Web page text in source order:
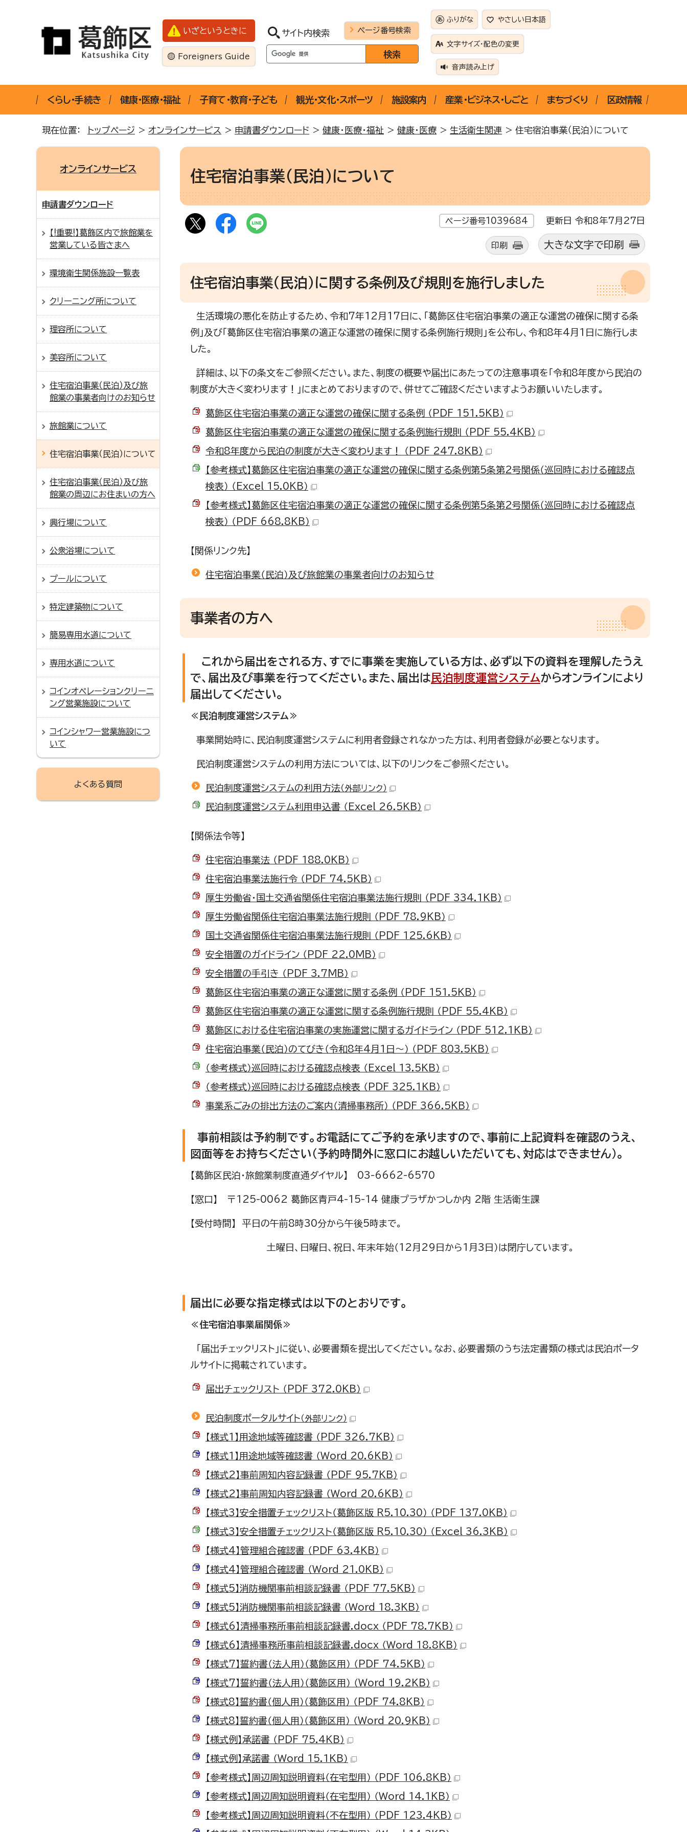
いざというときに
Foreigners Guide
サイト内検索 ページ番号検索
ふりがな やさしい日本語
文字サイズ・配色の変更
音声読み上げ
くらし・手続き 健康・医療・福祉 子育て・教育・子ども 観光・文化・スポーツ 施設案内 産業・ビジネス・しごと まちづくり 区政情報
現在位置： トップページ > オンラインサービス > 申請書ダウンロード > 健康・医療・福祉 > 健康・医療 > 生活衛生関連 > 住宅宿泊事業（民泊）について
住宅宿泊事業（民泊）について
ページ番号1039684 更新日 令和8年7月27日
印刷 大きな文字で印刷
住宅宿泊事業（民泊）に関する条例及び規則を施行しました
生活環境の悪化を防止するため、令和7年12月17日に、「葛飾区住宅宿泊事業の適正な運営の確保に関する条
例」及び「葛飾区住宅宿泊事業の適正な運営の確保に関する条例施行規則」を公布し、令和8年4月1日に施行しま
した。
詳細は、以下の条文をご参照ください。また、制度の概要や届出にあたっての注意事項を「令和8年度から民泊の
制度が大きく変わります！」にまとめておりますので、併せてご確認くださいますようお願いいたします。
葛飾区住宅宿泊事業の適正な運営の確保に関する条例 （PDF 151.5KB）
葛飾区住宅宿泊事業の適正な運営の確保に関する条例施行規則 （PDF 55.4KB）
令和8年度から民泊の制度が大きく変わります！ （PDF 247.8KB）
【参考様式】葛飾区住宅宿泊事業の適正な運営の確保に関する条例第5条第2号関係（巡回時における確認点
検表） （Excel 15.0KB）
【参考様式】葛飾区住宅宿泊事業の適正な運営の確保に関する条例第5条第2号関係（巡回時における確認点
検表） （PDF 668.8KB）
【関係リンク先】
住宅宿泊事業（民泊）及び旅館業の事業者向けのお知らせ
事業者の方へ
これから届出をされる方、すでに事業を実施している方は、必ず以下の資料を理解したうえ
で、届出及び事業を行ってください。また、届出は 民泊制度運営システムからオンラインにより
届出してください。
≪民泊制度運営システム≫
事業開始時に、民泊制度運営システムに利用者登録されなかった方は、利用者登録が必要となります。
民泊制度運営システムの利用方法については、以下のリンクをご参照ください。
民泊制度運営システムの利用方法（外部リンク）
民泊制度運営システム利用申込書 （Excel 26.5KB）
【関係法令等】
住宅宿泊事業法 （PDF 188.0KB）
住宅宿泊事業法施行令 （PDF 74.5KB）
厚生労働省・国土交通省関係住宅宿泊事業法施行規則 （PDF 334.1KB）
厚生労働省関係住宅宿泊事業法施行規則 （PDF 78.9KB）
国土交通省関係住宅宿泊事業法施行規則 （PDF 125.6KB）
安全措置のガイドライン （PDF 22.0MB）
安全措置の手引き （PDF 3.7MB）
葛飾区住宅宿泊事業の適正な運営に関する条例 （PDF 151.5KB）
葛飾区住宅宿泊事業の適正な運営に関する条例施行規則 （PDF 55.4KB）
葛飾区における住宅宿泊事業の実施運営に関するガイドライン （PDF 512.1KB）
住宅宿泊事業（民泊）のてびき（令和8年4月1日～） （PDF 803.5KB）
（参考様式）巡回時における確認点検表 （Excel 13.5KB）
（参考様式）巡回時における確認点検表 （PDF 325.1KB）
事業系ごみの排出方法のご案内（清掃事務所） （PDF 366.5KB）
事前相談は予約制です。お電話にてご予約を承りますので、事前に上記資料を確認のうえ、
図面等をお持ちください（予約時間外に窓口にお越しいただいても、対応はできません）。
【葛飾区民泊・旅館業制度直通ダイヤル】 03-6662-6570
【窓口】 〒125-0062 葛飾区青戸4-15-14 健康プラザかつしか内 2階 生活衛生課
【受付時間】 平日の午前8時30分から午後5時まで。
土曜日、日曜日、祝日、年末年始（12月29日から1月3日）は閉庁しています。
届出に必要な指定様式は以下のとおりです。
≪住宅宿泊事業届関係≫
「届出チェックリスト」に従い、必要書類を提出してください。なお、必要書類のうち法定書類の様式は民泊ポータ
ルサイトに掲載されています。
届出チェックリスト （PDF 372.0KB）
民泊制度ポータルサイト（外部リンク）
【様式1】用途地域等確認書 （PDF 326.7KB）
【様式1】用途地域等確認書 （Word 20.6KB）
【様式2】事前周知内容記録書 （PDF 95.7KB）
【様式2】事前周知内容記録書 （Word 20.6KB）
【様式3】安全措置チェックリスト（葛飾区版 R5.10.30） （PDF 137.0KB）
【様式3】安全措置チェックリスト（葛飾区版 R5.10.30） （Excel 36.3KB）
【様式4】管理組合確認書 （PDF 63.4KB）
【様式4】管理組合確認書 （Word 21.0KB）
【様式5】消防機関事前相談記録書 （PDF 77.5KB）
【様式5】消防機関事前相談記録書 （Word 18.3KB）
【様式6】清掃事務所事前相談記録書.docx （PDF 78.7KB）
【様式6】清掃事務所事前相談記録書.docx （Word 18.8KB）
【様式7】誓約書（法人用）（葛飾区用） （PDF 74.5KB）
【様式7】誓約書（法人用）（葛飾区用） （Word 19.2KB）
【様式8】誓約書（個人用）（葛飾区用） （PDF 74.8KB）
【様式8】誓約書（個人用）（葛飾区用） （Word 20.9KB）
【様式例】承諾書 （PDF 75.4KB）
【様式例】承諾書 （Word 15.1KB）
【参考様式】周辺周知説明資料（在宅型用） （PDF 106.8KB）
【参考様式】周辺周知説明資料（在宅型用） （Word 14.1KB）
【参考様式】周辺周知説明資料（不在型用） （PDF 123.4KB）
オンラインサービス
申請書ダウンロード
【!重要!】葛飾区内で旅館業を
営業している皆さまへ
環境衛生関係施設一覧表
クリーニング所について
理容所について
美容所について
住宅宿泊事業（民泊）及び旅
館業の事業者向けのお知らせ
旅館業について
住宅宿泊事業（民泊）について
住宅宿泊事業（民泊）及び旅
館業の周辺にお住まいの方へ
興行場について
公衆浴場について
プールについて
特定建築物について
簡易専用水道について
専用水道について
コインオペレーションクリーニ
ング営業施設について
コインシャワー営業施設につ
いて
よくある質問